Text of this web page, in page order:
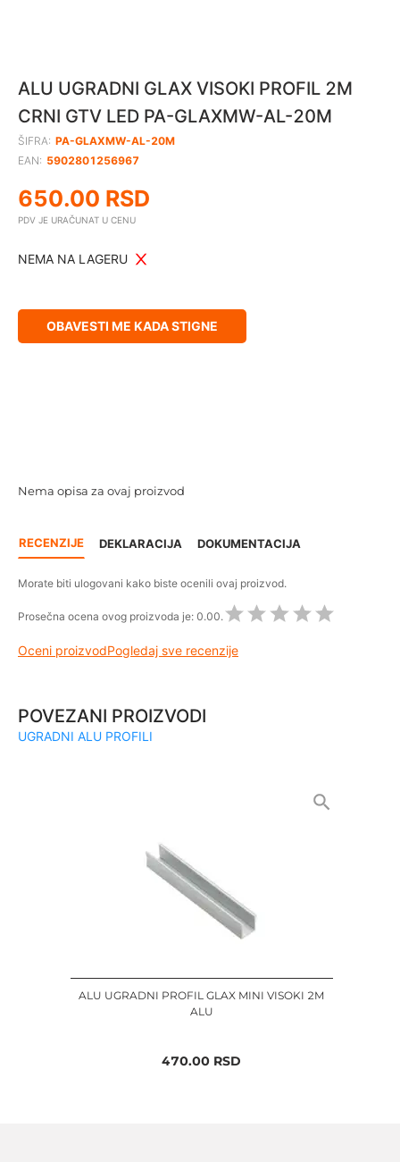
ALU UGRADNI GLAX VISOKI PROFIL 2M
CRNI GTV LED PA-GLAXMW-AL-20M
ŠIFRA: PA-GLAXMW-AL-20M
EAN: 5902801256967
650.00 RSD
PDV JE URAČUNAT U CENU
NEMA NA LAGERU
OBAVESTI ME KADA STIGNE
Nema opisa za ovaj proizvod
RECENZIJE DEKLARACIJA DOKUMENTACIJA
Morate biti ulogovani kako biste ocenili ovaj proizvod.
Prosečna ocena ovog proizvoda je: 0.00.
Oceni proizvodPogledaj sve recenzije
POVEZANI PROIZVODI
UGRADNI ALU PROFILI
ALU UGRADNI PROFIL GLAX MINI VISOKI 2M
ALU
470.00 RSD